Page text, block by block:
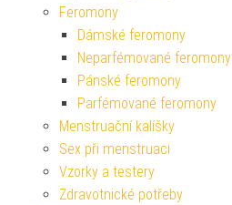
Feromony
Dámské feromony
Neparfémované feromony
Pánské feromony
Parfémované feromony
Menstruační kalíšky
Sex při menstruaci
Vzorky a testery
Zdravotnické potřeby